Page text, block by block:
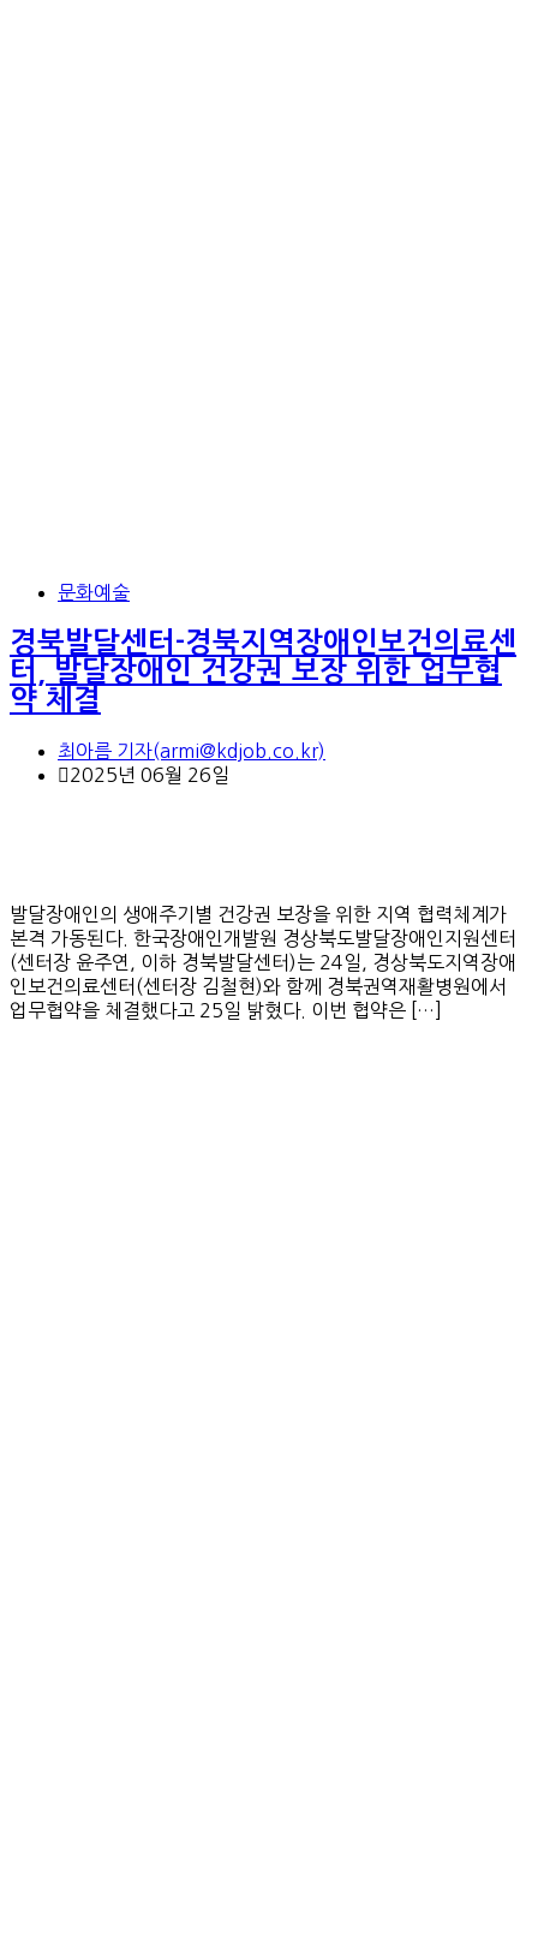
문화예술
경북발달센터-경북지역장애인보건의료센
터, 발달장애인 건강권 보장 위한 업무협
약 체결
최아름 기자(armi@kdjob.co.kr)
2025년 06월 26일
발달장애인의 생애주기별 건강권 보장을 위한 지역 협력체계가
본격 가동된다. 한국장애인개발원 경상북도발달장애인지원센터
(센터장 윤주연, 이하 경북발달센터)는 24일, 경상북도지역장애
인보건의료센터(센터장 김철현)와 함께 경북권역재활병원에서
업무협약을 체결했다고 25일 밝혔다. 이번 협약은 […]